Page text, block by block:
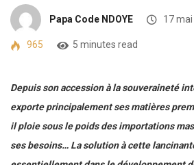
Papa Code NDOYE 17
965 5 minutes read
Depuis son accession à la souveraineté
exporte principalement ses matières
il ploie sous le poids des importations
ses besoins… La solution à cette